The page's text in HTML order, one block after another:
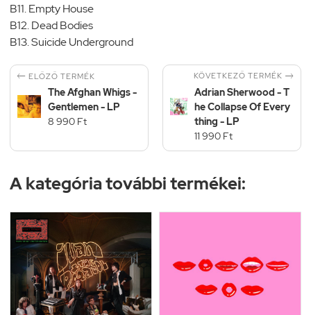
B11. Empty House
B12. Dead Bodies
B13. Suicide Underground
 ELŐZŐ TERMÉK
The Afghan Whigs -
Gentlemen - LP
8 990 Ft
KÖVETKEZŐ TERMÉK 
Adrian Sherwood - T
he Collapse Of Every
thing - LP
11 990 Ft
A kategória további termékei: